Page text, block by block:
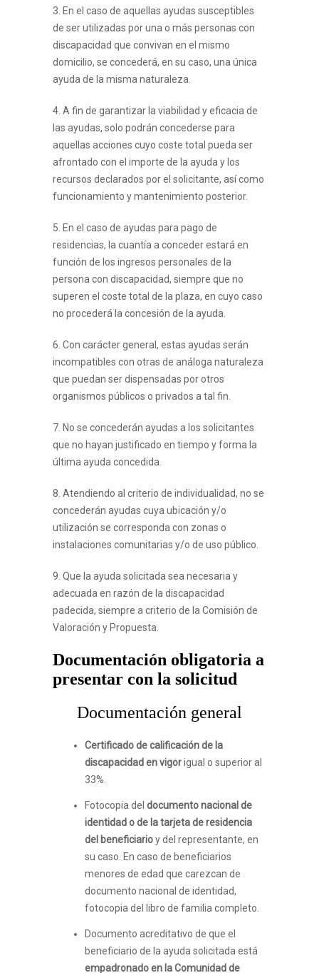
3. En el caso de aquellas ayudas susceptibles
de ser utilizadas por una o más personas con
discapacidad que convivan en el mismo
domicilio, se concederá, en su caso, una única
ayuda de la misma naturaleza.
4. A fin de garantizar la viabilidad y eficacia de
las ayudas, solo podrán concederse para
aquellas acciones cuyo coste total pueda ser
afrontado con el importe de la ayuda y los
recursos declarados por el solicitante, así como
funcionamiento y mantenimiento posterior.
5. En el caso de ayudas para pago de
residencias, la cuantía a conceder estará en
función de los ingresos personales de la
persona con discapacidad, siempre que no
superen el coste total de la plaza, en cuyo caso
no procederá la concesión de la ayuda.
6. Con carácter general, estas ayudas serán
incompatibles con otras de análoga naturaleza
que puedan ser dispensadas por otros
organismos públicos o privados a tal fin.
7. No se concederán ayudas a los solicitantes
que no hayan justificado en tiempo y forma la
última ayuda concedida.
8. Atendiendo al criterio de individualidad, no se
concederán ayudas cuya ubicación y/o
utilización se corresponda con zonas o
instalaciones comunitarias y/o de uso público.
9. Que la ayuda solicitada sea necesaria y
adecuada en razón de la discapacidad
padecida, siempre a criterio de la Comisión de
Valoración y Propuesta.
Documentación obligatoria a
presentar con la solicitud
Documentación general
Certificado de calificación de la
discapacidad en vigorigual o superior al
33%.
Fotocopia del documento nacional de
identidad o de la tarjeta de residencia
del beneficiarioy del representante, en
su caso. En caso de beneficiarios
menores de edad que carezcan de
documento nacional de identidad,
fotocopia del libro de familia completo.
Documento acreditativo de que el
beneficiario de la ayuda solicitada está
empadronado en la Comunidad de